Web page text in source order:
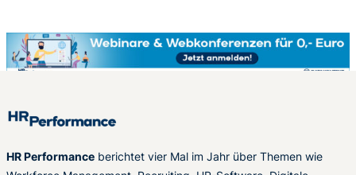
HR Performance berichtet vier Mal im Jahr über Themen wie